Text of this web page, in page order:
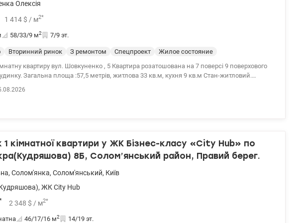
- 61000 у.о., 0661825672 Катерина, Valion.ua/1154819
Олексія
1 414 $ / м2*
58/33/9 м2 7/9 эт.
Вторинний ринок З ремонтом Спецпроект
Жилое состояние
, 5 Квартира розатошована на 7 поверсі 9 поверхового
Загальна площа :57,5 метрів, житлова 33 кв.м, кухня 9 кв.м Стан-житловий.
02-44 valion.ua/1154485
кімнатної квартири у ЖК Бізнес-класу «City Hub» по
8Б, Солом’янський район, Правий берег.
, Солом'янка, Солом'янський, Київ
, ЖК City Hub
2 348 $ / м2*
46/17/16 м2 14/19 эт.